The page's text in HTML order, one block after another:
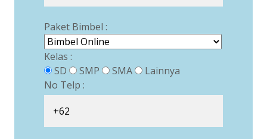
Paket Bimbel :
Kelas :
SD
SMP SMA
Lainnya
No Telp :